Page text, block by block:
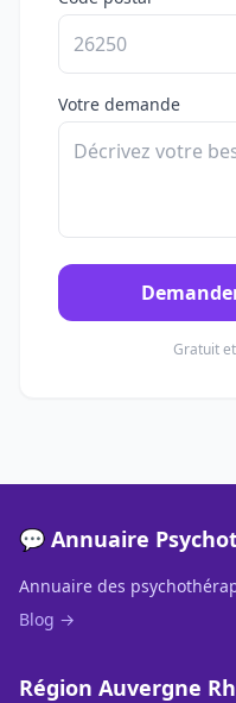
Votre demande
Gratuit
💬 Annuaire
Annuaire des
Blog →
Région Auvergne